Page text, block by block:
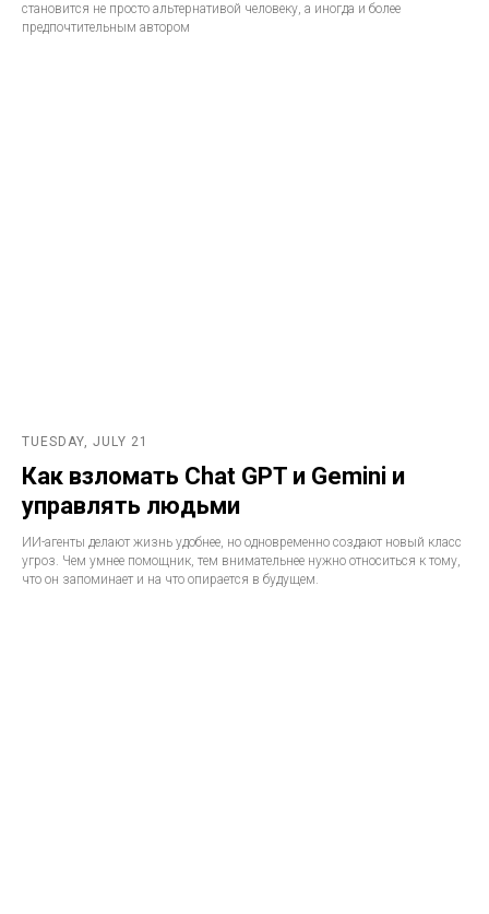
становится не просто альтернативой человеку, а иногда и более
предпочтительным автором
TUESDAY, JULY 21
Как взломать Chat GPT и Gemini и
управлять людьми
ИИ-агенты делают жизнь удобнее, но одновременно создают новый класс
угроз. Чем умнее помощник, тем внимательнее нужно относиться к тому,
что он запоминает и на что опирается в будущем.